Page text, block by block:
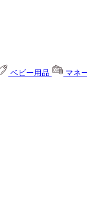
ベビー用品 マネ